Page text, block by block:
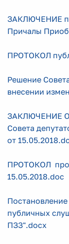
ЗАКЛЮЧЕНИЕ
Причалы
ПРОТОКОЛ
Решение
внесении
ЗАКЛЮЧЕНИЕ О
Совета
от
ПРОТОКОЛ
15.05.2018.doc
публичных
ПЗЗ".docx